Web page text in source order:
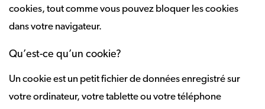
cookies, tout comme vous pouvez bloquer les cookies
dans votre navigateur.
Qu’est-ce qu’un cookie?
Un cookie est un petit fichier de données enregistré sur
votre ordinateur, votre tablette ou votre téléphone